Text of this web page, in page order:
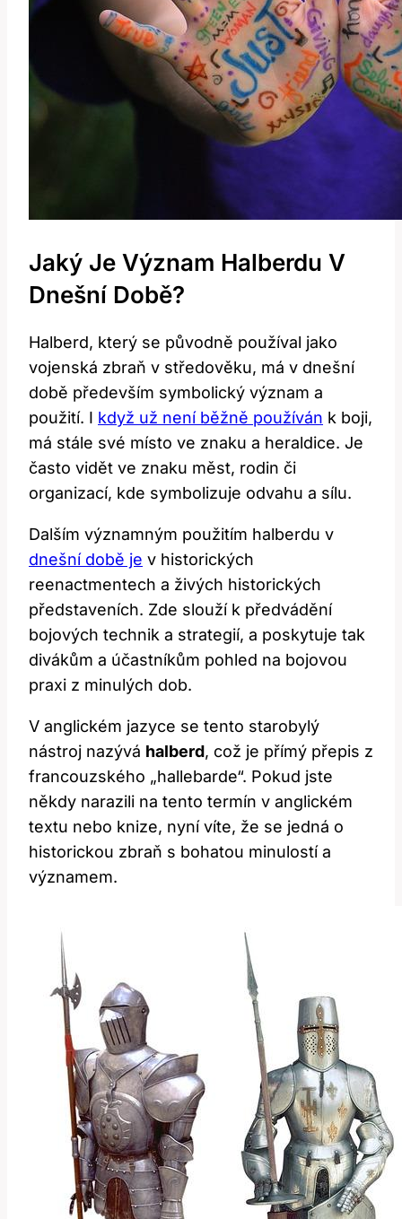
Jaký Je Význam‍ Halberdu V
Dnešní⁢ Době?
Halberd, který⁢ se ⁢původně ⁣používal jako⁣
vojenská ⁣zbraň ‍v středověku, má v ⁣dnešní
době především⁤ symbolický význam a
použití. I když už není běžně používán k boji,
má stále ⁤své místo ve‌ znaku a heraldice. Je
často ‌vidět ⁢ve znaku měst, rodin či
organizací, kde symbolizuje odvahu a sílu.
Dalším⁢ významným použitím halberdu v⁤
dnešní době je v historických
reenactmentech a živých historických
představeních. Zde slouží k předvádění
bojových technik a ⁢strategií, a‍ poskytuje ‍tak
divákům a ​účastníkům pohled na bojovou​
praxi z minulých dob.
V anglickém jazyce se tento starobylý
nástroj nazývá halberd, což je přímý přepis‌ z‌
francouzského „hallebarde“. ⁢Pokud jste
někdy narazili ⁣na tento ⁢termín v anglickém
textu nebo knize, nyní víte, že ⁢se jedná o‌
historickou zbraň s bohatou ⁢minulostí a
významem.